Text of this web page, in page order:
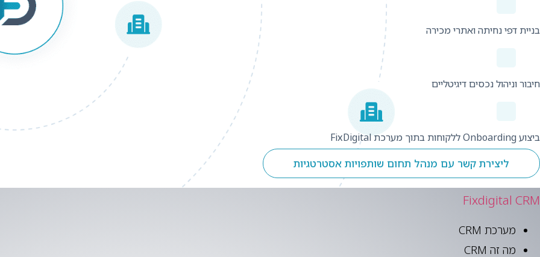
בניית דפי נחיתה ואתרי מכירה
חיבור וניהול נכסים דיגיטליים
ביצוע Onboarding ללקוחות בתוך מערכת FixDigital
ליצירת קשר עם מנהל תחום שותפויות אסטרטגיות
Fixdigital CRM
מערכת CRM
מה זה CRM